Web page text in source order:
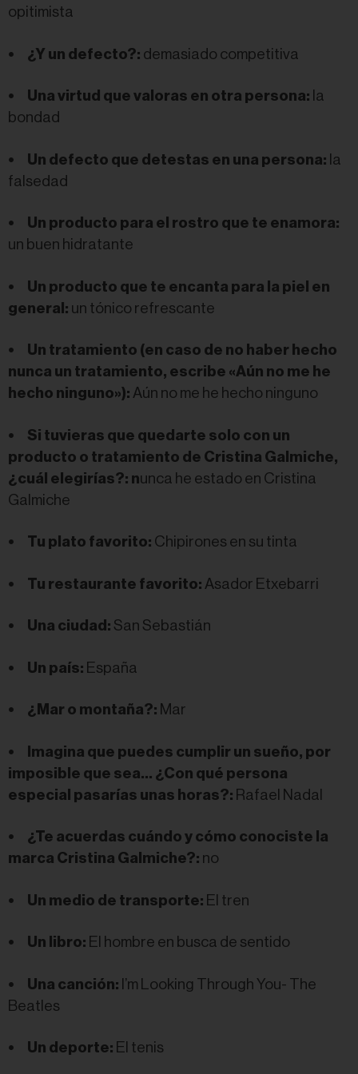
opitimista
• ¿Y un defecto?: demasiado competitiva
• Una virtud que valoras en otra persona: la
bondad
• Un defecto que detestas en una persona: la
falsedad
•
Un producto para el rostro que te enamora:
un buen hidratante
•
Un producto que te encanta para la piel en
general: un tónico refrescante
•
Un tratamiento (en caso de no haber hecho
nunca un tratamiento, escribe «Aún no me he
hecho ninguno»): Aún no me he hecho ninguno
•
Si tuvieras que quedarte solo con un
producto o tratamiento de Cristina Galmiche,
¿cuál elegirías?: nunca he estado en Cristina
Galmiche
• Tu plato favorito: Chipirones en su tinta
• Tu restaurante favorito: Asador Etxebarri
• Una ciudad: San Sebastián
• Un país: España
• ¿Mar o montaña?: Mar
•
Imagina que puedes cumplir un sueño, por
imposible que sea… ¿Con qué persona
especial pasarías unas horas?: Rafael Nadal
•
¿Te acuerdas cuándo y cómo conociste la
marca Cristina Galmiche?: no
• Un medio de transporte: El tren
• Un libro: El hombre en busca de sentido
• Una canción: I’m Looking Through You- The
Beatles
• Un deporte: El tenis